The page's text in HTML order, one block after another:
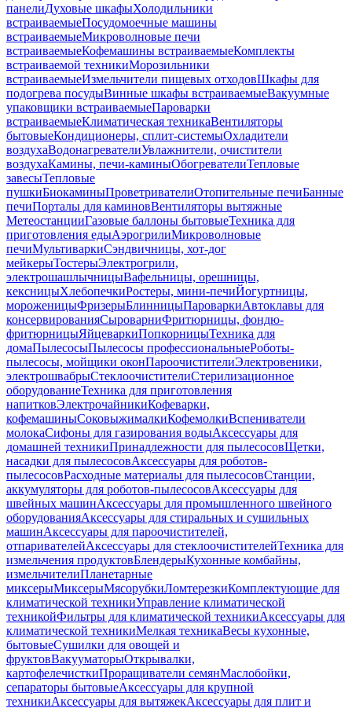
панелиДуховые шкафыХолодильники
встраиваемыеПосудомоечные машины
встраиваемыеМикроволновые печи
встраиваемыеКофемашины встраиваемыеКомплекты
встраиваемой техникиМорозильники
встраиваемыеИзмельчители пищевых отходовШкафы для
подогрева посудыВинные шкафы встраиваемыеВакуумные
упаковщики встраиваемыеПароварки
встраиваемыеКлиматическая техникаВентиляторы
бытовыеКондиционеры, сплит-системыОхладители
воздухаВодонагревателиУвлажнители, очистители
воздухаКамины, печи-каминыОбогревателиТепловые
завесыТепловые
пушкиБиокаминыПроветривателиОтопительные печиБанные
печиПорталы для каминовВентиляторы вытяжные
МетеостанцииГазовые баллоны бытовыеТехника для
приготовления едыАэрогрилиМикроволновые
печиМультиваркиСэндвичницы, хот-дог
мейкерыТостерыЭлектрогрили,
электрошашлычницыВафельницы, орешницы,
кексницыХлебопечкиРостеры, мини-печиЙогуртницы,
мороженицыФризерыБлинницыПароваркиАвтоклавы для
консервированияСыроварниФритюрницы, фондю-
фритюрницыЯйцеваркиПопкорницыТехника для
домаПылесосыПылесосы профессиональныеРоботы-
пылесосы, мойщики оконПароочистителиЭлектровеники,
электрошвабрыСтеклоочистителиСтерилизационное
оборудованиеТехника для приготовления
напитковЭлектрочайникиКофеварки,
кофемашиныСоковыжималкиКофемолкиВспениватели
молокаСифоны для газирования водыАксессуары для
домашней техникиПринадлежности для пылесосовЩетки,
насадки для пылесосовАксессуары для роботов-
пылесосовРасходные материалы для пылесосовСтанции,
аккумуляторы для роботов-пылесосовАксессуары для
швейных машинАксессуары для промышленного швейного
оборудованияАксессуары для стиральных и сушильных
машинАксессуары для пароочистителей,
отпаривателейАксессуары для стеклоочистителейТехника для
измельчения продуктовБлендерыКухонные комбайны,
измельчителиПланетарные
миксерыМиксерыМясорубкиЛомтерезкиКомплектующие для
климатической техникиУправление климатической
техникойФильтры для климатической техникиАксессуары для
климатической техникиМелкая техникаВесы кухонные,
бытовыеСушилки для овощей и
фруктовВакууматорыОткрывалки,
картофелечисткиПроращиватели семянМаслобойки,
сепараторы бытовыеАксессуары для крупной
техникиАксессуары для вытяжекАксессуары для плит и